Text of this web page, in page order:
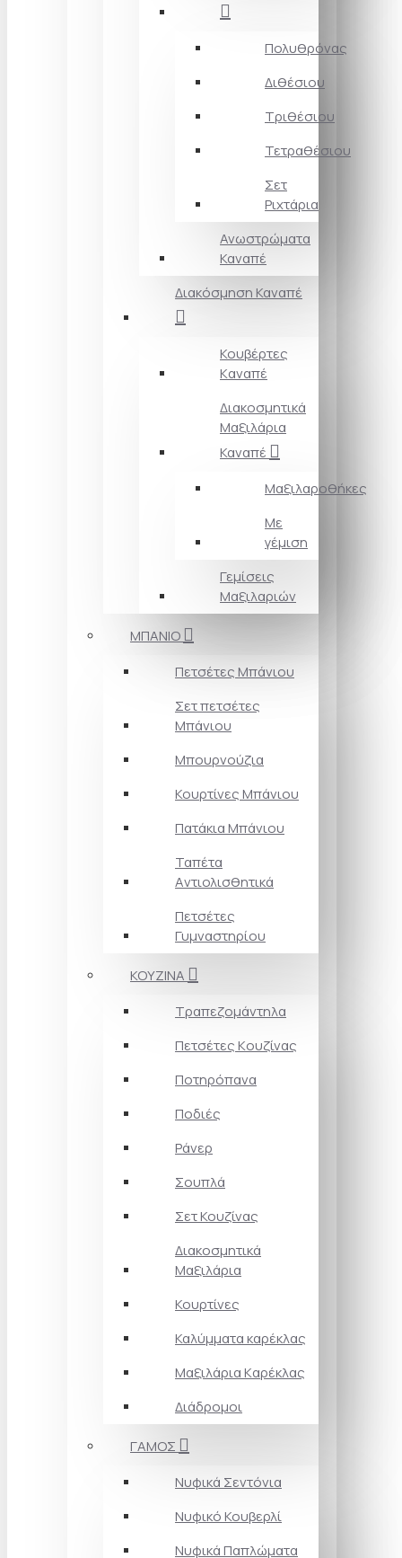
Πολυθρόνας
Διθέσιου
Τριθέσιου
Τετραθέσιου
Σετ
Ριχτάρια
Ανωστρώματα
Καναπέ
Διακόσμηση Καναπέ
Κουβέρτες
Kαναπέ
Διακοσμητικά
Mαξιλάρια
Καναπέ
Μαξιλαροθήκες
Με
γέμιση
Γεμίσεις
Μαξιλαριών
ΜΠΑΝΙΟ
Πετσέτες Mπάνιου
Σετ πετσέτες
Mπάνιου
Μπουρνούζια
Κουρτίνες Mπάνιου
Πατάκια Mπάνιου
Ταπέτα
Aντιολισθητικά
Πετσέτες
Γυμναστηρίου
ΚΟΥΖΙΝΑ
Τραπεζομάντηλα
Πετσέτες Kουζίνας
Ποτηρόπανα
Ποδιές
Ράνερ
Σουπλά
Σετ Κουζίνας
Διακοσμητικά
Μαξιλάρια
Κουρτίνες
Καλύμματα καρέκλας
Μαξιλάρια Kαρέκλας
Διάδρομοι
ΓΑΜΟΣ
Νυφικά Σεντόνια
Νυφικό Κουβερλί
Νυφικά Παπλώματα